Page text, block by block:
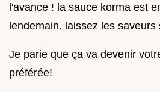
l'avance ! la sauce korma est
lendemain. laissez les saveurs
Je parie que ça va devenir
préférée!